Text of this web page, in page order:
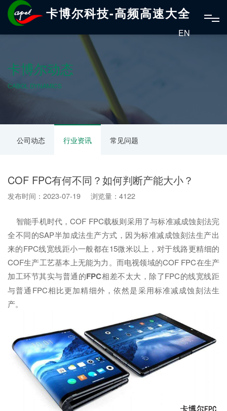
卡博尔科技-高频高速大全
EN
卡博尔动态
CABOL DYNAMICS
公司动态 行业资讯 常见问题
COF FPC有何不同？如何判断产能大小？
发布时间：2023-07-19 浏览量：4122
智能手机时代，COF FPC载板则采用了与标准减成蚀刻法完
全不同的SAP半加成法生产方式，因为标准减成蚀刻法生产出
来的FPC线宽线距小一般都在15微米以上，对于线路更精细的
COF生产工艺基本上无能为力。而电视领域的COF FPC在生产
加工环节其实与普通的FPC相差不太大，除了FPC的线宽线距
与普通FPC相比更加精细外，依然是采用标准减成蚀刻法生
产。